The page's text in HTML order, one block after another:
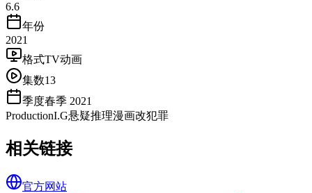
6.6
年份
2021
格式TV动画
集数13
季度春季 2021
ProductionI.G悬疑推理漫画改犯罪
相关链接
官方网站